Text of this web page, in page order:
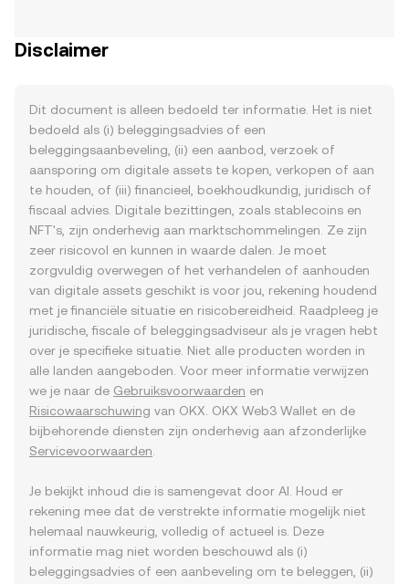
Disclaimer
Dit document is alleen bedoeld ter informatie. Het is niet
bedoeld als (i) beleggingsadvies of een
beleggingsaanbeveling, (ii) een aanbod, verzoek of
aansporing om digitale assets te kopen, verkopen of aan
te houden, of (iii) financieel, boekhoudkundig, juridisch of
fiscaal advies. Digitale bezittingen, zoals stablecoins en
NFT's, zijn onderhevig aan marktschommelingen. Ze zijn
zeer risicovol en kunnen in waarde dalen. Je moet
zorgvuldig overwegen of het verhandelen of aanhouden
van digitale assets geschikt is voor jou, rekening houdend
met je financiële situatie en risicobereidheid. Raadpleeg je
juridische, fiscale of beleggingsadviseur als je vragen hebt
over je specifieke situatie. Niet alle producten worden in
alle landen aangeboden. Voor meer informatie verwijzen
we je naar de Gebruiksvoorwaarden en
Risicowaarschuwing van OKX. OKX Web3 Wallet en de
bijbehorende diensten zijn onderhevig aan afzonderlijke
Servicevoorwaarden
Je bekijkt inhoud die is samengevat door AI. Houd er
rekening mee dat de verstrekte informatie mogelijk niet
helemaal nauwkeurig, volledig of actueel is. Deze
informatie mag niet worden beschouwd als (i)
beleggingsadvies of een aanbeveling om te beleggen, (ii)